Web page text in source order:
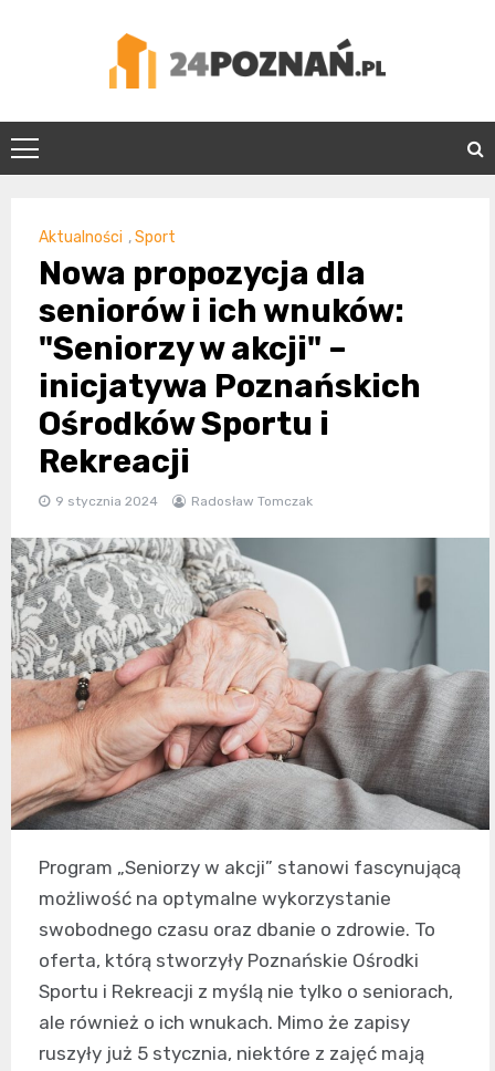
24Poznań.pl
Aktualności ,Sport
Nowa propozycja dla
seniorów i ich wnuków:
"Seniorzy w akcji" –
inicjatywa Poznańskich
Ośrodków Sportu i
Rekreacji
9 stycznia 2024 Radosław Tomczak
Program „Seniorzy w akcji” stanowi fascynującą
możliwość na optymalne wykorzystanie
swobodnego czasu oraz dbanie o zdrowie. To
oferta, którą stworzyły Poznańskie Ośrodki
Sportu i Rekreacji z myślą nie tylko o seniorach,
ale również o ich wnukach. Mimo że zapisy
ruszyły już 5 stycznia, niektóre z zajęć mają